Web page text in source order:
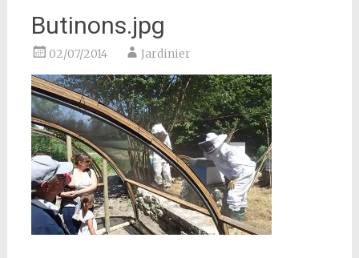
Butinons.jpg
02/07/2014 Jardinier